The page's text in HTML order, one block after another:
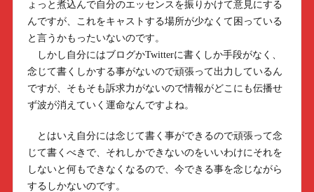
ょっと煮込んで自分のエッセンスを振りかけて意見にする
んですが、これをキャストする場所が少なくて困っている
と言うかもったいないのです。
しかし自分にはブログかTwitterに書くしか手段がなく、
念じて書くしかする事がないので頑張って出力しているん
ですが、そもそも訴求力がないので情報がどこにも伝播せ
ず波が消えていく運命なんですよね。
とはいえ自分には念じて書く事ができるので頑張って念
じて書くべきで、それしかできないのをいいわけにそれを
しないと何もできなくなるので、今できる事を念じながら
するしかないのです。